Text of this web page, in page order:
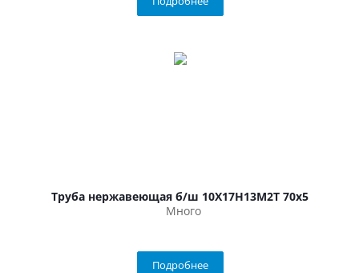
Труба нержавеющая б/ш 10Х17Н13М2Т 70х5
Много
Подробнее